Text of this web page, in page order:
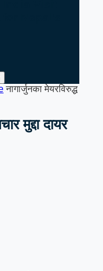
नागार्जुनका मेयरविरुद्ध
मुद्दा दायर